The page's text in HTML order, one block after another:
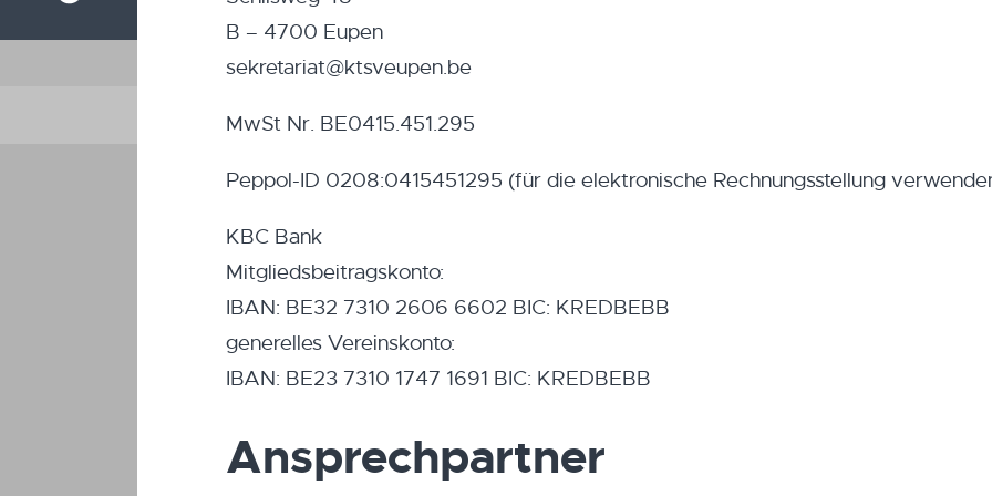
B – 4700 Eupen
sekretariat@ktsveupen.be
MwSt Nr. BE0415.451.295
Peppol-ID 0208:0415451295 (für die elektronische Rechnungsstellung
KBC Bank
Mitgliedsbeitragskonto:
IBAN: BE32 7310 2606 6602 BIC: KREDBEBB
generelles Vereinskonto:
IBAN: BE23 7310 1747 1691 BIC: KREDBEBB
Ansprechpartner